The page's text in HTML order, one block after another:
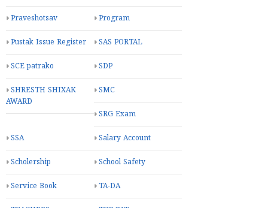
Praveshotsav Program
Pustak Issue Register SAS PORTAL
SCE patrako SDP
SHRESTH SHIXAK
AWARD
SMC
SRG Exam
SSA Salary Account
Scholership School Safety
Service Book TA-DA